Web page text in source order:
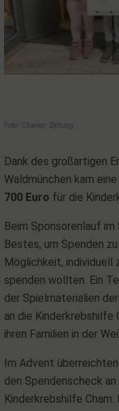
Foto: Chamer Zeitung
Dank des großartigen
Waldmünchen kam
700 Euro für die
Beim Sponsorenlauf
Bestes, um Spenden
Möglichkeit, individuell
spenden wollten. Ein
der Spielmaterialien
an die Kinderkrebshilfe
ihren Familien in der
Im Advent
den Spendenscheck
Kinderkrebshilfe